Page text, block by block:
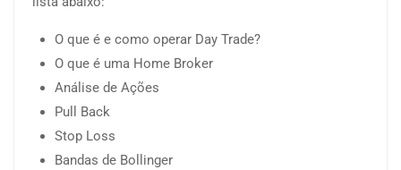
O que é e como operar Day Trade?
O que é uma Home Broker
Análise de Ações
Pull Back
Stop Loss
Bandas de Bollinger